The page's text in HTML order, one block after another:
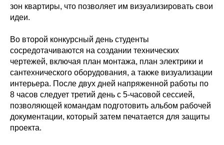
зон квартиры, что позволяет им визуализировать свои
идеи.
Во второй конкурсный день студенты
сосредотачиваются на создании технических
чертежей, включая план монтажа, план электрики и
сантехнического оборудования, а также визуализации
интерьера. После двух дней напряженной работы по
8 часов следует третий день с 5-часовой сессией,
позволяющей командам подготовить альбом рабочей
документации, который затем печатается для защиты
проекта.